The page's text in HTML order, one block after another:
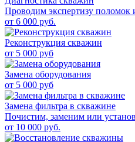
Проводим экспертизу поломок
от 6 000 руб.
Реконструкция скважин
от 5 000 руб
Замена оборудования
от 5 000 руб
Замена фильтра в скважине
Почистим, заменим или
от 10 000 руб.